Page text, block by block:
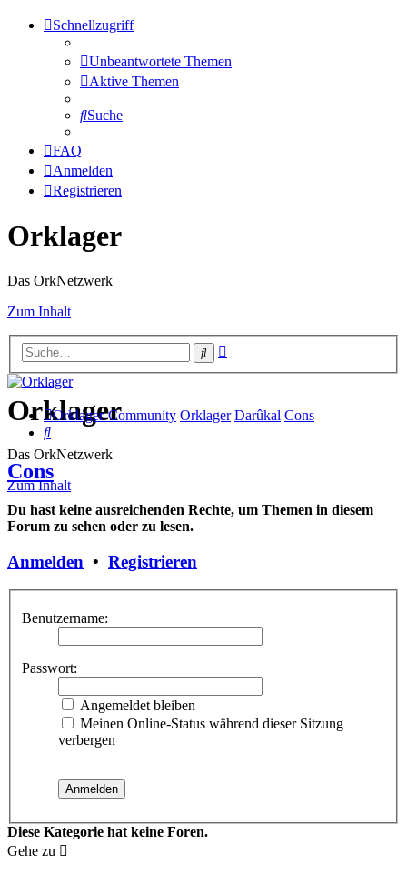
Schnellzugriff
Unbeantwortete Themen
Aktive Themen
Suche
FAQ
Anmelden
Registrieren
Orklager
Das OrkNetzwerk
Zum Inhalt
Suche
Orklager
Das OrkNetzwerk
Zum Inhalt
Orklager-Community Orklager Darûkal Cons
Suche
Cons
Du hast keine ausreichenden Rechte, um Themen in diesem
Forum zu sehen oder zu lesen.
Anmelden • Registrieren
Benutzername:
Passwort:
Angemeldet bleiben
Meinen Online-Status während dieser Sitzung
verbergen
Diese Kategorie hat keine Foren.
Gehe zu